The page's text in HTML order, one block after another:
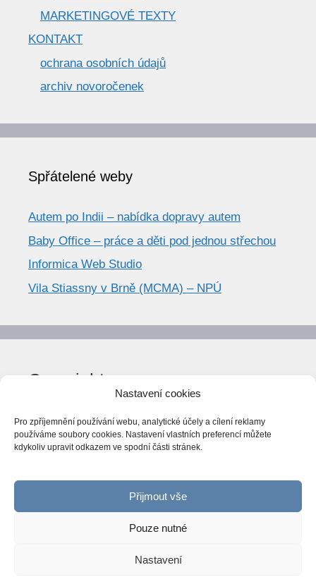
Nastavení cookies
Pro zpříjemnění používání webu, analytické účely a cílení reklamy
používáme soubory cookies. Nastavení vlastních preferencí můžete
kdykoliv upravit odkazem ve spodní části stránek.
Přijmout vše
Pouze nutné
Nastavení
MARKETINGOVÉ TEXTY
KONTAKT
ochrana osobních údajů
archiv novoročenek
Spřátelené weby
Autem po Indii – nabídka dopravy autem
Baby Office – práce a děti pod jednou střechou
Informica Web Studio
Vila Stiassny v Brně (MCMA) – NPÚ
Copyright
© World Trend 2014-2026
Všechna práva vyhrazena.
CC BY-NC 4.0
ováno Národní knihovnou ČR